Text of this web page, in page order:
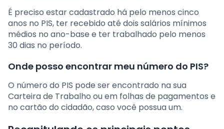
É preciso estar cadastrado há pelo menos cinco
anos no PIS, ter recebido até dois salários mínimos
médios no ano-base e ter trabalhado pelo menos
30 dias no período.
Onde posso encontrar meu número do PIS?
O número do PIS pode ser encontrado na sua
Carteira de Trabalho ou em folhas de pagamentos e
no cartão do cidadão, caso você possua um.